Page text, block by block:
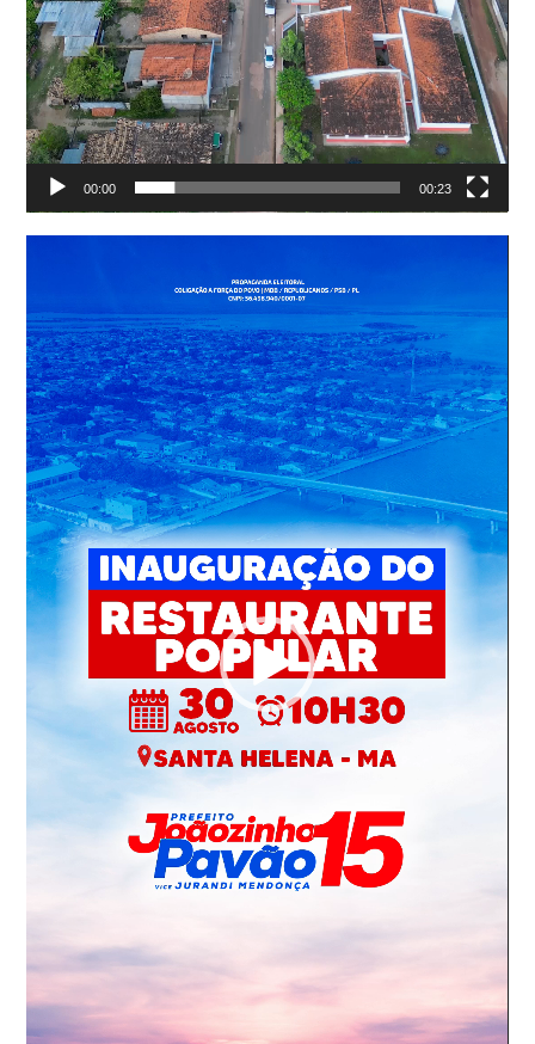
00:00 00:23
vídeo